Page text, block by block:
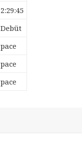
2:29:45
Debüt
pace
pace
pace